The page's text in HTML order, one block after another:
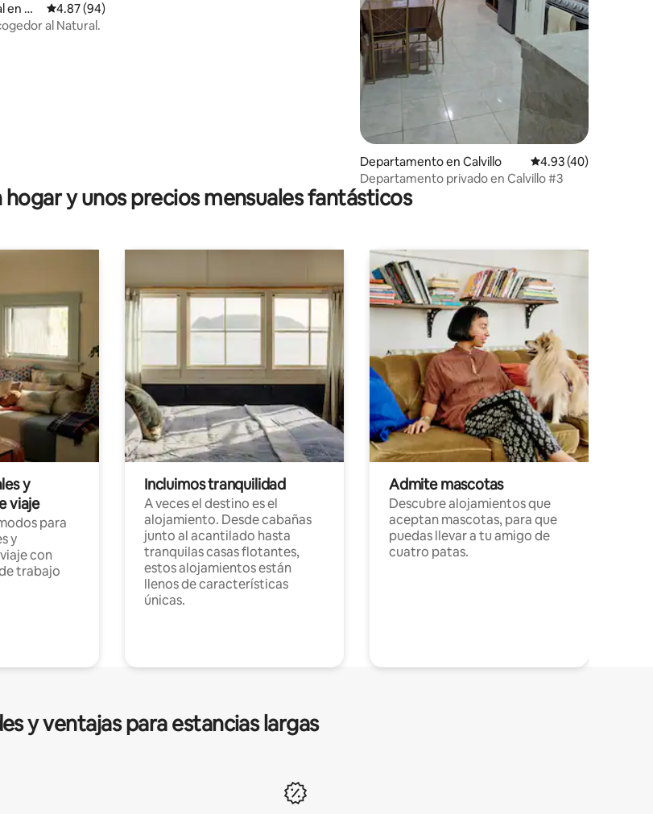
Ca
Calificación promedio: 4.87 de 5; 94 evaluaciones
4.87 (94)
acogedor al Natural.
Departamento en Calvillo Calificación
4.93 (40)
Departamento privado en Calvillo #3
y unos precios mensuales fantásticos
y
viaje
para
y
con
trabajo
Incluimos tranquilidad
A veces el destino es el
alojamiento. Desde cabañas
junto al acantilado hasta
tranquilas casas flotantes,
estos alojamientos están
llenos de características
únicas.
Admite mascotas
Descubre alojamientos que
aceptan mascotas, para que
puedas llevar a tu amigo de
cuatro patas.
y ventajas para estancias largas